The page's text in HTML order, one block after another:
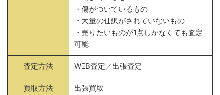
・傷がついているもの
・大量の仕訳がされていないもの
・売りたいものが1点しかなくても査定
可能
査定方法 WEB査定／出張査定
買取方法 出張買取